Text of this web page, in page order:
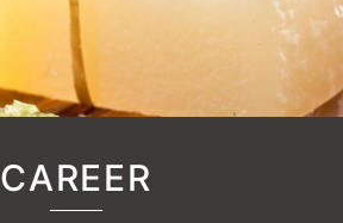
CAREER